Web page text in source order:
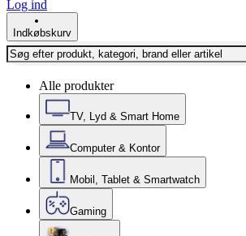
Log ind
Indkøbskurv
Alle produkter
TV, Lyd & Smart Home
Computer & Kontor
Mobil, Tablet & Smartwatch
Gaming